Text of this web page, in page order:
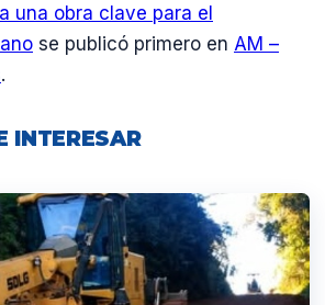
una obra clave para el
se publicó primero en AM –
.
INTERESAR